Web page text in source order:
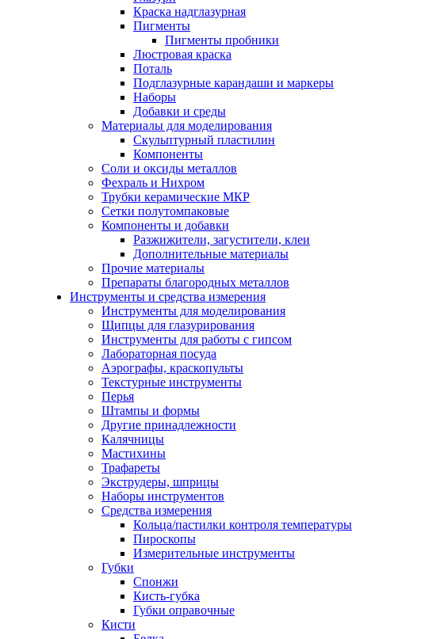
Краска надглазурная
Пигменты
Пигменты пробники
Люстровая краска
Поталь
Подглазурные карандаши и маркеры
Наборы
Добавки и среды
Материалы для моделирования
Скульптурный пластилин
Компоненты
Соли и оксиды металлов
Фехраль и Нихром
Трубки керамические МКР
Сетки полутомпаковые
Компоненты и добавки
Разжижители, загустители, клеи
Дополнительные материалы
Прочие материалы
Препараты благородных металлов
Инструменты и средства измерения
Инструменты для моделирования
Щипцы для глазурирования
Инструменты для работы с гипсом
Лабораторная посуда
Аэрографы, краскопульты
Текстурные инструменты
Перья
Штампы и формы
Другие принадлежности
Калячницы
Мастихины
Трафареты
Экструдеры, шприцы
Наборы инструментов
Средства измерения
Кольца/пастилки контроля температуры
Пироскопы
Измерительные инструменты
Губки
Спонжи
Кисть-губка
Губки оправочные
Кисти